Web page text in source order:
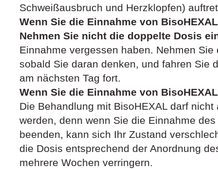
Schweißausbruch und Herzklopfen)
Wenn Sie die Einnahme von
Nehmen Sie nicht die doppelte Dosis
Einnahme vergessen haben. Nehmen
sobald Sie daran denken, und fahren Sie
am nächsten Tag fort.
Wenn Sie die Einnahme von
Die Behandlung mit BisoHEXAL darf
werden, denn wenn Sie die Einnahme
beenden, kann sich Ihr Zustand
die Dosis entsprechend der Anordnung
mehrere Wochen verringern.